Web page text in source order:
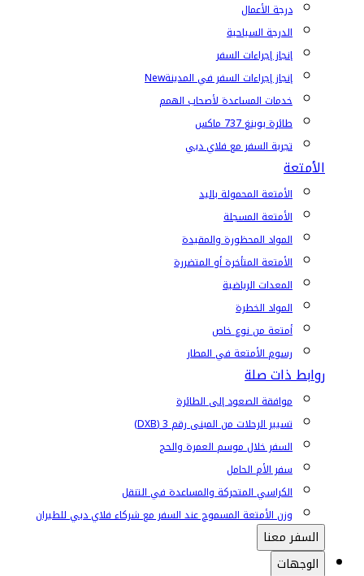
درجة الأعمال
الدرجة السياحية
إنجاز إجراءات السفر
إنجاز إجراءات السفر في المدينةNew
خدمات المساعدة لأصحاب الهمم
طائرة بوينغ 737 ماكس
تجربة السفر مع فلاي دبي
الأمتعة
الأمتعة المحمولة باليد
الأمتعة المسجلة
المواد المحظورة والمقيدة
الأمتعة المتأخرة أو المتضررة
المعدات الرياضية
المواد الخطرة
أمتعة من نوع خاص
رسوم الأمتعة في المطار
روابط ذات صلة
موافقة الصعود إلى الطائرة
تسيير الرحلات من المبنى رقم 3 (DXB)
السفر خلال موسم العمرة والحج
سفر الأم الحامل
الكراسي المتحركة والمساعدة في التنقل
وزن الأمتعة المسموح عند السفر مع شركاء فلاي دبي للطيران
السفر معنا
الوجهات